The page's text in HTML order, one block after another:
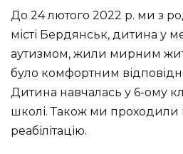
До 24 лютого 2022 р. ми з
місті Бердянськ, дитина у
аутизмом, жили мирним
було комфортним
Дитина навчалась у 6-ому
школі. Також ми проходили
реабілітацію.